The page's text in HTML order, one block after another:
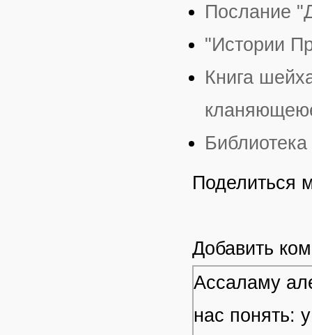
Послание
"Истории
Книга
Поделиться
Добавить
Ассаламу
нас понять: